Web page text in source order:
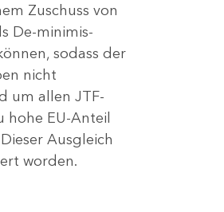
Zuschuss von
De-minimis-
sodass der
nicht
um allen JTF-
hohe EU-Anteil
Ausgleich
worden.